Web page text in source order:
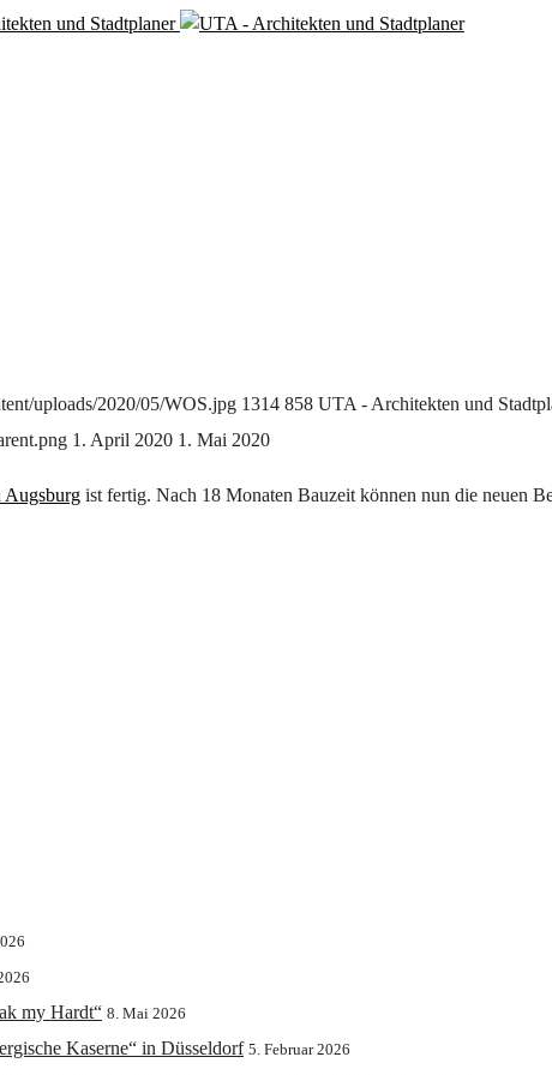
uploads/2020/05/WOS.jpg 1314 858 UTA - Architekten und
1. April 2020 1. Mai 2020
Augsburg ist fertig. Nach 18 Monaten Bauzeit können nun die neuen
my Hardt“ 8. Mai 2026
Kaserne“ in Düsseldorf 5. Februar 2026